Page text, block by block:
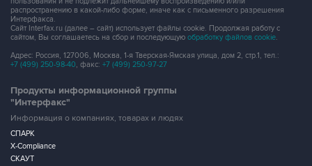
распространению в какой-либо форме, иначе как с письменного разрешения
Интерфакса.
Сайт Interfax.ru (далее – сайт) использует файлы cookie. Продолжая работу с
сайтом, Вы соглашаетесь на сбор и последующую обработку файлов cookie.
Адрес: Россия, 127006, Москва, 1-я Тверская-Ямская улица, дом 2, стр.1, тел.:
+7 (499) 250-98-40, факс: +7 (499) 250-97-27
Продукты информационной группы
"Интерфакс"
Информация о компаниях, товарах и людях
СПАРК
X-Compliance
СКАУТ